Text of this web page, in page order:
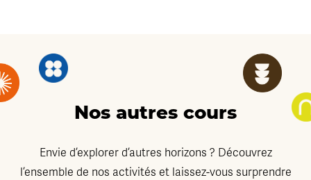
Nos autres cours
Envie d’explorer d’autres horizons ? Découvrez
l’ensemble de nos activités et laissez-vous surprendre